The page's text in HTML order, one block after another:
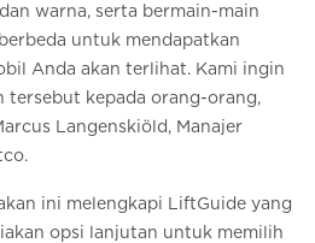
warna, serta bermain-main
untuk mendapatkan
Anda akan terlihat. Kami ingin
tersebut kepada orang-orang,
Langenskiöld, Manajer
ini melengkapi LiftGuide yang
opsi lanjutan untuk memilih